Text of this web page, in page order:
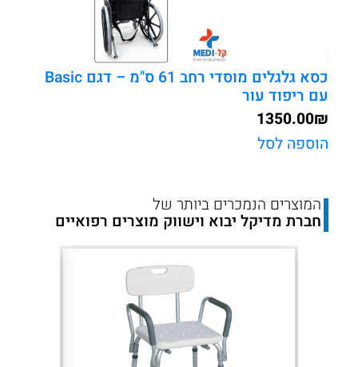
כסא גלגלים מוסדי רחב 61 ס"מ – דגם Basic
עם ריפוד עור
₪
1350.00
הוספה לסל
המוצרים הנמכרים ביותר של
חברת מדיקל יבוא וישווק מוצרים רפואיים